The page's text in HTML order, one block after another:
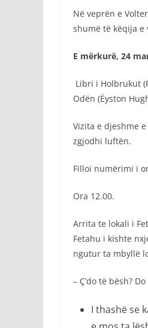
Në veprën e
shumë të këqija e
E mërkurë, 24
Libri i Holbrukut
Odën (Ëyston
Vizita e djeshme
zgjodhi luftën.
Filloi numërimi i
Ora 12.00.
Arrita te lokali i
Fetahu i kishte
ngutur ta mbyllë
– Ç’do të bësh?
I thashë se